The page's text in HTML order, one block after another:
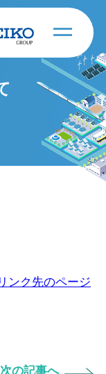
リンク先のページ
次の記事へ